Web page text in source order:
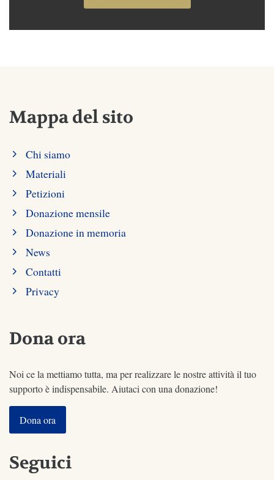
Mappa del sito
Chi siamo
Materiali
Petizioni
Donazione mensile
Donazione in memoria
News
Contatti
Privacy
Dona ora
Noi ce la mettiamo tutta, ma per realizzare le nostre attività il tuo
supporto è indispensabile. Aiutaci con una donazione!
Dona ora
Seguici